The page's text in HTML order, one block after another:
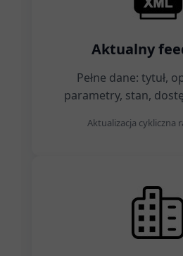
Aktualny
Pełne dane: tytuł,
parametry, stan,
Aktualizacja cykliczna